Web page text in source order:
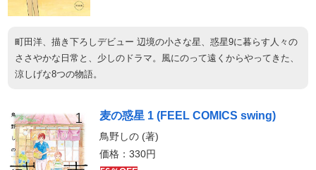
町田洋、描き下ろしデビュー 辺境の小さな星、惑星9に暮らす人々の
ささやかな日常と、少しのドラマ。風にのって遠くからやってきた、
涼しげな8つの物語。
麦の惑星 1 (FEEL COMICS swing)
鳥野しの (著)
価格：330円